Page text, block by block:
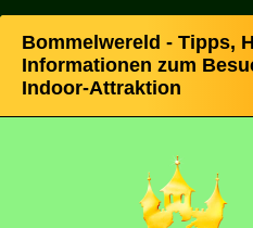
Bommelwereld - Tipps,
Informationen zum
Indoor-Attraktion